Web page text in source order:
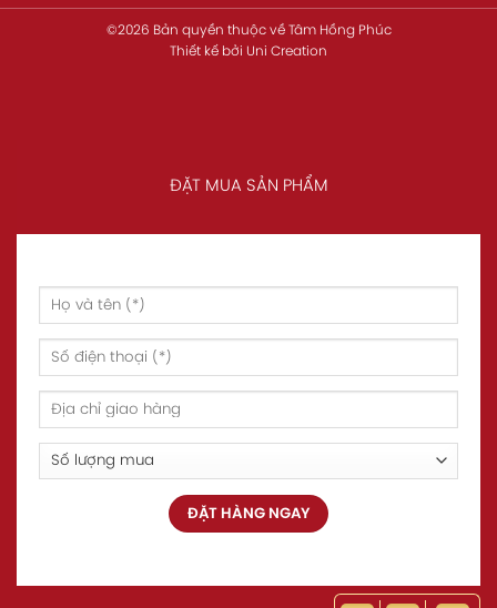
©2026 Bản quyền thuộc về Tâm Hồng Phúc
Thiết kế bởi Uni Creation
ĐẶT MUA SẢN PHẨM